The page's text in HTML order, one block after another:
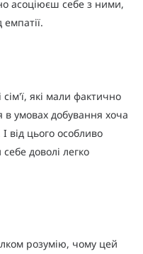
асоціюєш себе з ними,
сім'ї, які мали фактично
в умовах добування хоча
від цього особливо
доволі легко
розумію, чому цей